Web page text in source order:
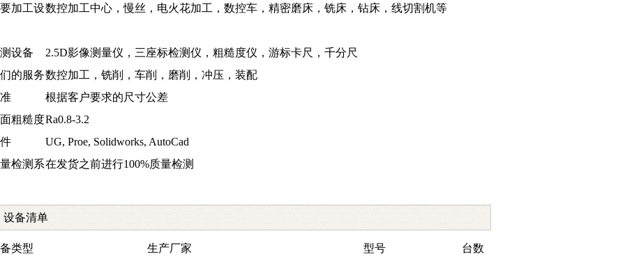
加工设数控加工中心，慢丝，电火花加工，数控车，精密磨床，铣床，钻床，线切割机等
设备
2.5D影像测量仪，三座标检测仪，粗糙度仪，游标卡尺，千分尺
的服务数控加工，铣削，车削，磨削，冲压，装配
根据客户要求的尺寸公差
粗糙度Ra0.8-3.2
UG, Proe, Solidworks, AutoCad
检测系在发货之前进行100%质量检测
设备清单
类型 生产厂家 型号
台数